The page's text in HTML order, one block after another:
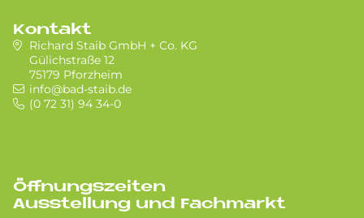
Kontakt
Richard Staib GmbH + Co. KG
Gülichstraße 12
75179 Pforzheim
info@bad-staib.de
(0 72 31) 94 34-0
Öffnungszeiten
Ausstellung und Fachmarkt